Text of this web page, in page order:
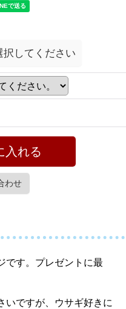
択してください
入れる
わせ
です。プレゼントに最
いですが、ウサギ好きに